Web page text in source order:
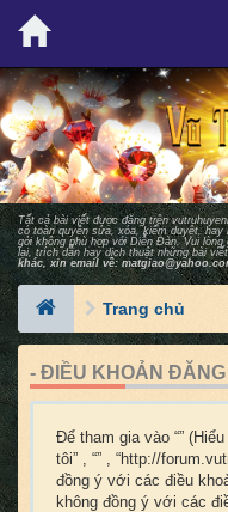
Tất cả bài viết được đăng trên
có toàn quyền sửa, xóa, kiểm duyệt, hay
gởi không phù hợp với Diễn Ðàn. Vui
lại, trích dẫn hay dịch thuật những bài
khác, xin email về:
Trang chủ
- ĐIỀU KHOẢN ĐĂNG
Để tham gia vào “”
tôi” , “” , “http://
đồng ý với các điều
không đồng ý với các